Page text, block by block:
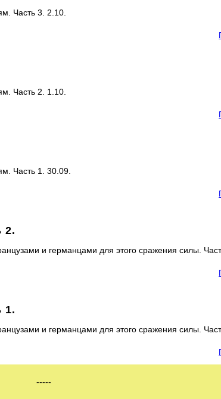
Часть 3. 2.10.
Часть 2. 1.10.
Часть 1. 30.09.
2.
и германцами для этого сражения силы.
1.
и германцами для этого сражения силы.
-----